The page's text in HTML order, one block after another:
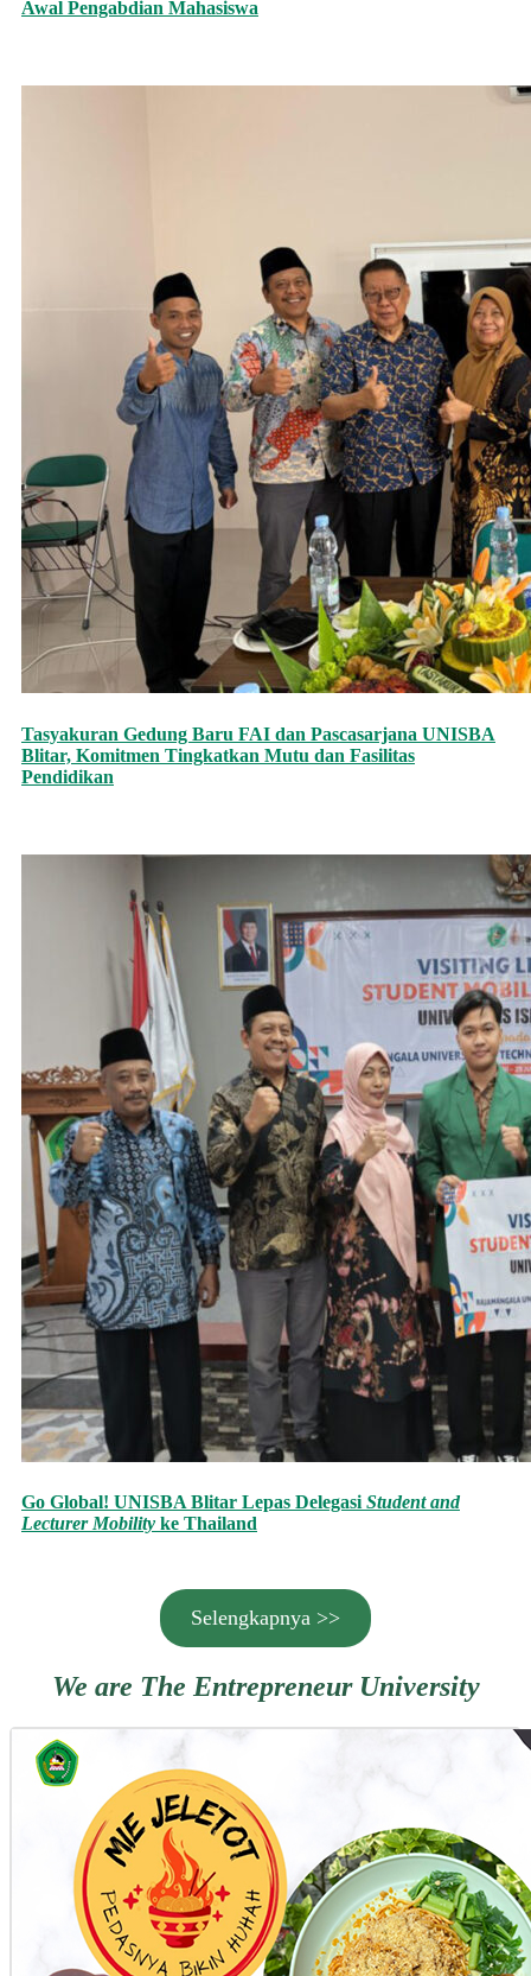
Awal Pengabdian Mahasiswa
Tasyakuran Gedung Baru FAI dan Pascasarjana UNISBA
Blitar, Komitmen Tingkatkan Mutu dan Fasilitas
Pendidikan
Go Global! UNISBA Blitar Lepas Delegasi Student and
Lecturer Mobility ke Thailand
Selengkapnya >>
We are The Entrepreneur University